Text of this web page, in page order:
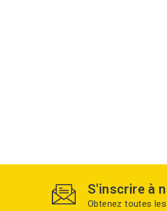
S'inscrire à
Obtenez toutes